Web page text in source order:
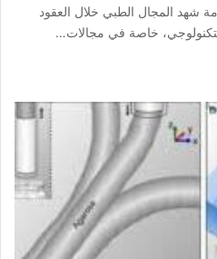
شهد المجال الطبي خلال العقود
خاصة في مجالات…